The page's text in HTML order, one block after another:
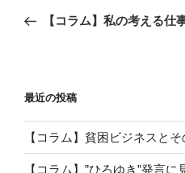
ー
シ
ョ
ン
の
【コラム】私の考える仕
最近の投稿
【コラム】貧困ビジネスと
【コラム】”ひろゆき”発言に